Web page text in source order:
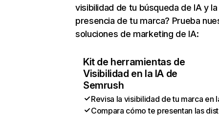
visibilidad de tu búsqueda de IA y la
presencia de tu marca? Prueba
soluciones de marketing de IA:
Kit de herramientas de
Visibilidad en la IA de
Semrush
Revisa la visibilidad de tu marca en
Compara cómo te presentan las